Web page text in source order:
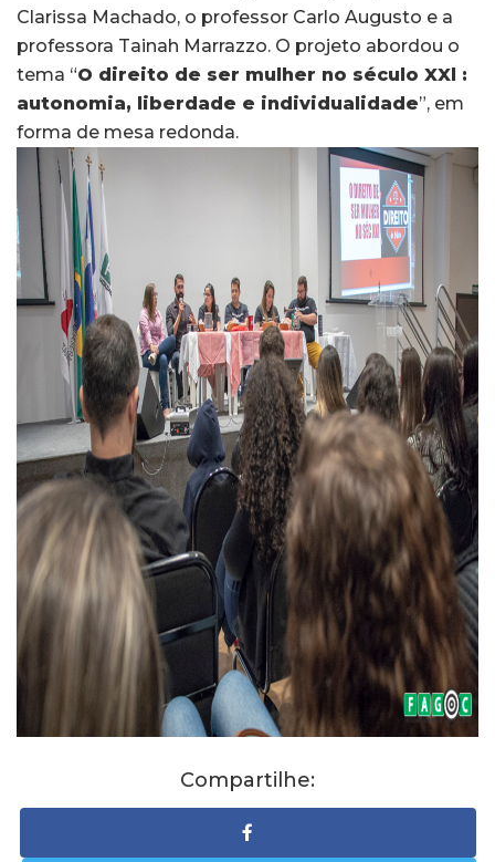
Clarissa Machado, o professor Carlo Augusto e a
professora Tainah Marrazzo. O projeto abordou o
tema “O direito de ser mulher no século XXl :
autonomia, liberdade e individualidade”, em
forma de mesa redonda.
Compartilhe: